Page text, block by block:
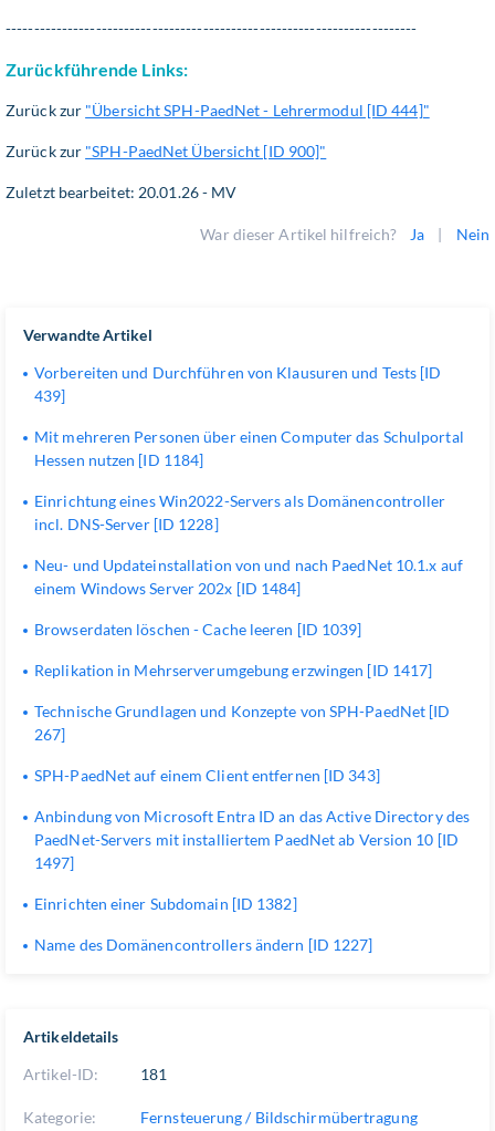
-------------------------------------------------------------------------
Zurückführende Links:
Zurück zur "Übersicht SPH-PaedNet - Lehrermodul [ID 444]"
Zurück zur "SPH-PaedNet Übersicht [ID 900]"
Zuletzt bearbeitet: 20.01.26 - MV
War dieser Artikel hilfreich? Ja | Nein
Artikeldetails
Artikel-ID: 181
Kategorie: Fernsteuerung / Bildschirmübertragung
Verwandte Artikel
Vorbereiten und Durchführen von Klausuren und Tests [ID
439]
Mit mehreren Personen über einen Computer das Schulportal
Hessen nutzen [ID 1184]
Einrichtung eines Win2022-Servers als Domänencontroller
incl. DNS-Server [ID 1228]
Neu- und Updateinstallation von und nach PaedNet 10.1.x auf
einem Windows Server 202x [ID 1484]
Browserdaten löschen - Cache leeren [ID 1039]
Replikation in Mehrserverumgebung erzwingen [ID 1417]
Technische Grundlagen und Konzepte von SPH-PaedNet [ID
267]
SPH-PaedNet auf einem Client entfernen [ID 343]
Anbindung von Microsoft Entra ID an das Active Directory des
PaedNet-Servers mit installiertem PaedNet ab Version 10 [ID
1497]
Einrichten einer Subdomain [ID 1382]
Name des Domänencontrollers ändern [ID 1227]